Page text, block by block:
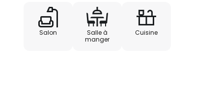
Salon
Salle à
manger
Cuisine